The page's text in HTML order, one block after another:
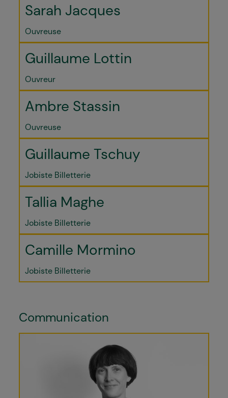
Sarah Jacques
Ouvreuse
Guillaume Lottin
Ouvreur
Ambre Stassin
Ouvreuse
Guillaume Tschuy
Jobiste Billetterie
Tallia Maghe
Jobiste Billetterie
Camille Mormino
Jobiste Billetterie
Communication